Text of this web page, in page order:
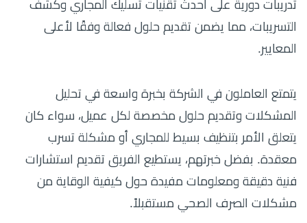
تدريبات دورية على أحدث تقنيات تسليك المجاري وكشف
التسريبات، مما يضمن تقديم حلول فعالة وفقًا لأعلى
المعايير.
يتمتع العاملون في الشركة بخبرة واسعة في تحليل
المشكلات وتقديم حلول مخصصة لكل عميل، سواء كان
يتعلق الأمر بتنظيف بسيط للمجاري أو مشكلة تسرب
معقدة. بفضل خبرتهم، يستطيع الفريق تقديم استشارات
فنية دقيقة ومعلومات مفيدة حول كيفية الوقاية من
مشكلات الصرف الصحي مستقبلاً.